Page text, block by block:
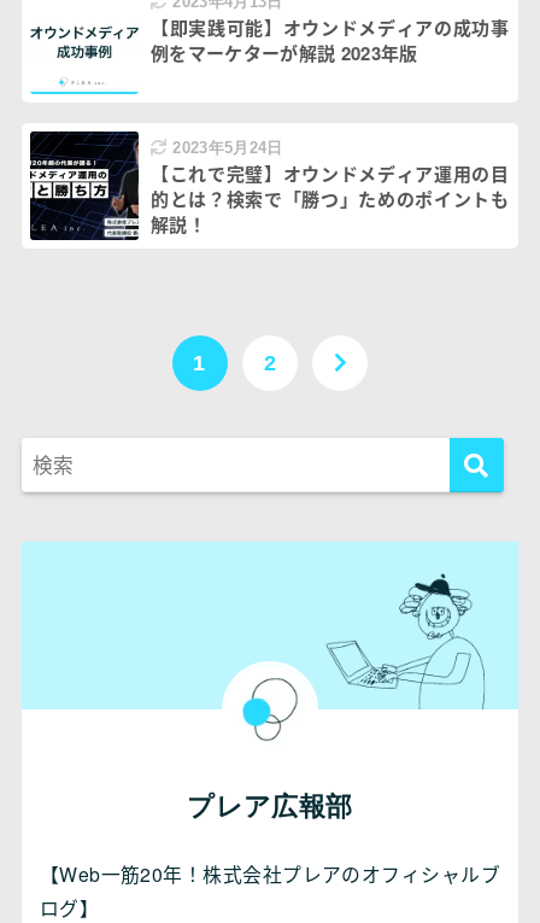
【即実践可能】オウンドメディアの成功事
例をマーケターが解説 2023年版
2023年5月24日
【これで完璧】オウンドメディア運用の目
的とは？検索で「勝つ」ためのポイントも
解説！
1 2
プレア広報部
【Web一筋20年！株式会社プレアのオフィシャルブ
ログ】